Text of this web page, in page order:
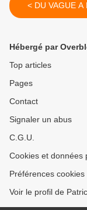
< DU VAGUE A
Hébergé par
Top articles
Pages
Contact
Signaler un abus
C.G.U.
Cookies et données
Préférences cookies
Voir le profil de